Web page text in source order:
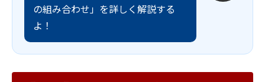
の組み合わせ」を詳しく解説する
よ！